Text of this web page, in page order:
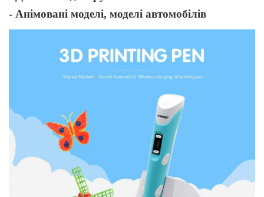
- Анімовані моделі, моделі автомобілів